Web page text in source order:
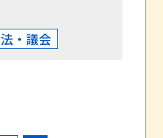
・議会